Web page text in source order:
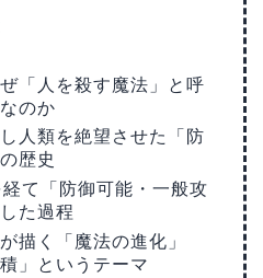
「人を殺す魔法」と呼
のか
人類を絶望させた「防
歴史
て「防御可能・一般攻
た過程
描く「魔法の進化」
」というテーマ